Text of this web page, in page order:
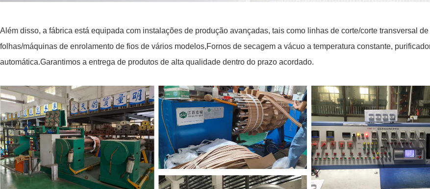
Além disso, a fábrica está equipada com instalações de produção avançadas, tais como linhas de corte/corte transversal
folhas/máquinas de enrolamento de fios de vários modelos,Fornos de secagem a vácuo a temperatura constante,
automática.Garantimos a entrega de produtos de alta qualidade dentro do prazo acordado.